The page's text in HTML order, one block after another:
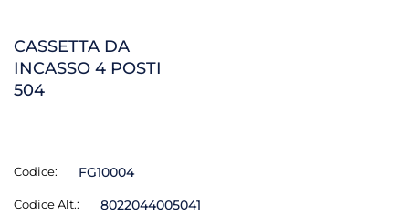
CASSETTA DA
INCASSO 4 POSTI
504
Codice: FG10004
Codice Alt.: 8022044005041